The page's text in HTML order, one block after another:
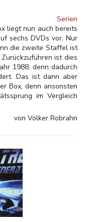
Serien
liegt nun auch bereits
sechs DVDs vor. Nur
die zweite Staffel ist
ist dies
1988, denn dadurch
Das ist dann aber
Box, denn ansonsten
im Vergleich
von Volker Robrahn